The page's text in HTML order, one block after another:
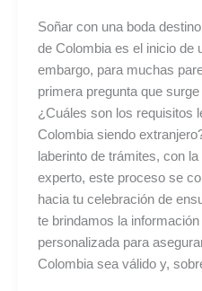
Soñar con una boda
de Colombia es el inicio de
embargo, para muchas
primera pregunta que
¿Cuáles son los requisitos
Colombia siendo
laberinto de trámites, con
experto, este proceso se
hacia tu celebración de
te brindamos la
personalizada para
Colombia sea válido y,
(Colombianos
y
Extranjeros)